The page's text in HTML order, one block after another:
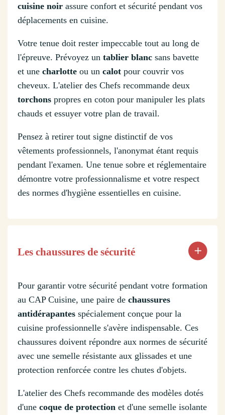
cuisine noir assure confort et sécurité pendant vos
déplacements en cuisine.
Votre tenue doit rester impeccable tout au long de
l'épreuve. Prévoyez un tablier blanc sans bavette
et une charlotte ou un calot pour couvrir vos
cheveux. L'atelier des Chefs recommande deux
torchons propres en coton pour manipuler les plats
chauds et essuyer votre plan de travail.
Pensez à retirer tout signe distinctif de vos
vêtements professionnels, l'anonymat étant requis
pendant l'examen. Une tenue sobre et réglementaire
démontre votre professionnalisme et votre respect
des normes d'hygiène essentielles en cuisine.
Les chaussures de sécurité
Pour garantir votre sécurité pendant votre formation
au CAP Cuisine, une paire de chaussures
antidérapantes spécialement conçue pour la
cuisine professionnelle s'avère indispensable. Ces
chaussures doivent répondre aux normes de sécurité
avec une semelle résistante aux glissades et une
protection renforcée contre les chutes d'objets.
L'atelier des Chefs recommande des modèles dotés
d'une coque de protection et d'une semelle isolante